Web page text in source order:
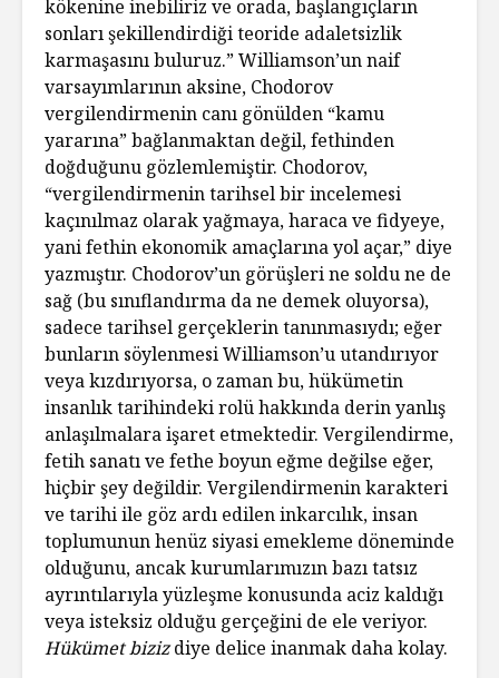
kökenine inebiliriz ve orada, başlangıçların
sonları şekillendirdiği teoride adaletsizlik
karmaşasını buluruz.” Williamson’un naif
varsayımlarının aksine, Chodorov
vergilendirmenin canı gönülden “kamu
yararına” bağlanmaktan değil, fethinden
doğduğunu gözlemlemiştir. Chodorov,
“vergilendirmenin tarihsel bir incelemesi
kaçınılmaz olarak yağmaya, haraca ve fidyeye,
yani fethin ekonomik amaçlarına yol açar,” diye
yazmıştır. Chodorov’un görüşleri ne soldu ne de
sağ (bu sınıflandırma da ne demek oluyorsa),
sadece tarihsel gerçeklerin tanınmasıydı; eğer
bunların söylenmesi Williamson’u utandırıyor
veya kızdırıyorsa, o zaman bu, hükümetin
insanlık tarihindeki rolü hakkında derin yanlış
anlaşılmalara işaret etmektedir. Vergilendirme,
fetih sanatı ve fethe boyun eğme değilse eğer,
hiçbir şey değildir. Vergilendirmenin karakteri
ve tarihi ile göz ardı edilen inkarcılık, insan
toplumunun henüz siyasi emekleme döneminde
olduğunu, ancak kurumlarımızın bazı tatsız
ayrıntılarıyla yüzleşme konusunda aciz kaldığı
veya isteksiz olduğu gerçeğini de ele veriyor.
Hükümet bizizdiye delice inanmak daha kolay.